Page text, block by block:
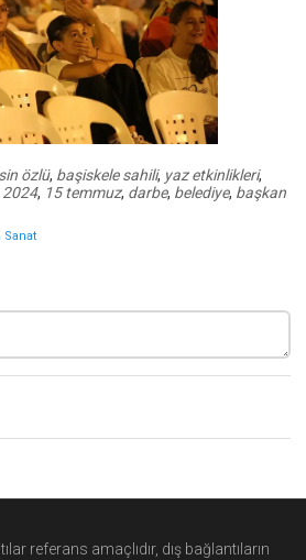
özlü, başiskele sahili, yaz etkinlikleri,
2024, 15 temmuz, darbe, belediye, başkan
Sanat
referans amaçlıdır, dış bağlantıların